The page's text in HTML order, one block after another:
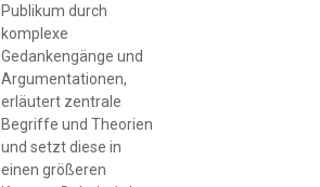
Publikum durch
komplexe
Gedankengänge und
Argumentationen,
erläutert zentrale
Begriffe und Theorien
und setzt diese in
einen größeren